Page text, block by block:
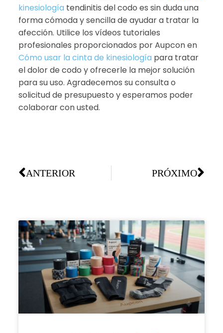
kinesiología tendinitis del codo es sin duda una
forma cómoda y sencilla de ayudar a tratar la
afección. Utilice los vídeos tutoriales
profesionales proporcionados por Aupcon en
Cómo usar la cinta de kinesiología para tratar
el dolor de codo y ofrecerle la mejor solución
para su uso. Agradecemos su consulta o
solicitud de presupuesto y esperamos poder
colaborar con usted.
ANTERIOR PRÓXIMO